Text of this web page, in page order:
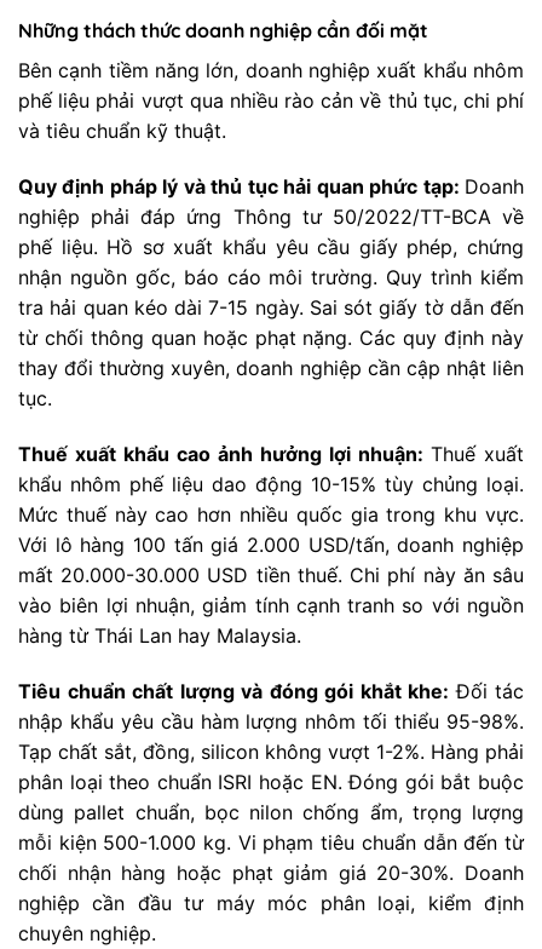
Những thách thức doanh nghiệp cần đối mặt
Bên cạnh tiềm năng lớn, doanh nghiệp xuất khẩu nhôm
phế liệu phải vượt qua nhiều rào cản về thủ tục, chi phí
và tiêu chuẩn kỹ thuật.
Quy định pháp lý và thủ tục hải quan phức tạp: Doanh
nghiệp phải đáp ứng Thông tư 50/2022/TT-BCA về
phế liệu. Hồ sơ xuất khẩu yêu cầu giấy phép, chứng
nhận nguồn gốc, báo cáo môi trường. Quy trình kiểm
tra hải quan kéo dài 7-15 ngày. Sai sót giấy tờ dẫn đến
từ chối thông quan hoặc phạt nặng. Các quy định này
thay đổi thường xuyên, doanh nghiệp cần cập nhật liên
tục.
Thuế xuất khẩu cao ảnh hưởng lợi nhuận: Thuế xuất
khẩu nhôm phế liệu dao động 10-15% tùy chủng loại.
Mức thuế này cao hơn nhiều quốc gia trong khu vực.
Với lô hàng 100 tấn giá 2.000 USD/tấn, doanh nghiệp
mất 20.000-30.000 USD tiền thuế. Chi phí này ăn sâu
vào biên lợi nhuận, giảm tính cạnh tranh so với nguồn
hàng từ Thái Lan hay Malaysia.
Tiêu chuẩn chất lượng và đóng gói khắt khe:Đối tác
nhập khẩu yêu cầu hàm lượng nhôm tối thiểu 95-98%.
Tạp chất sắt, đồng, silicon không vượt 1-2%. Hàng phải
phân loại theo chuẩn ISRI hoặc EN. Đóng gói bắt buộc
dùng pallet chuẩn, bọc nilon chống ẩm, trọng lượng
mỗi kiện 500-1.000 kg. Vi phạm tiêu chuẩn dẫn đến từ
chối nhận hàng hoặc phạt giảm giá 20-30%. Doanh
nghiệp cần đầu tư máy móc phân loại, kiểm định
chuyên nghiệp.